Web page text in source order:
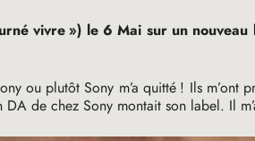
vivre ») le 6 Mai sur un nouveau
ou plutôt Sony m’a quitté ! Ils m’ont
DAde chez Sony montait son label. Il